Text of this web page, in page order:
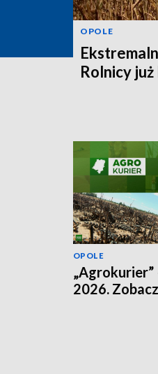
OPOLE
Rolnicy
OPOLE
„Agrokurier”
2026.